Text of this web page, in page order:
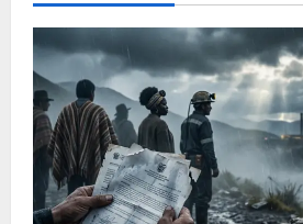
i
g
a
t